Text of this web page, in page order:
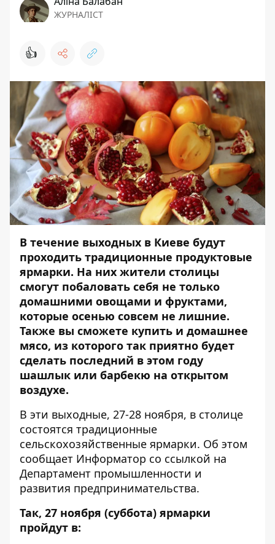
ЖУРНАЛІСТ
👍
В течение выходных в Киеве будут
проходить традиционные продуктовые
ярмарки. На них жители столицы
смогут побаловать себя не только
домашними овощами и фруктами,
которые осенью совсем не лишние.
Также вы сможете купить и домашнее
мясо, из которого так приятно будет
сделать последний в этом году
шашлык или барбекю на открытом
воздухе.
В эти выходные, 27-28 ноября, в столице
состоятся традиционные
сельскохозяйственные ярмарки. Об этом
сообщает Информатор со ссылкой на
Департамент промышленности и
развития предпринимательства.
Так, 27 ноября (суббота) ярмарки
пройдут в: